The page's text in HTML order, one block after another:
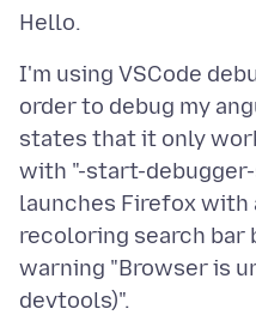
I'm using VSCode
order to debug my
states that it only
with "-start-
launches Firefox
recoloring search
warning "Browser is